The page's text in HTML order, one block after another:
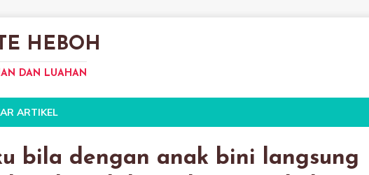
HEBOH
DAN LUAHAN
ARTIKEL
bila dengan anak bini langsung